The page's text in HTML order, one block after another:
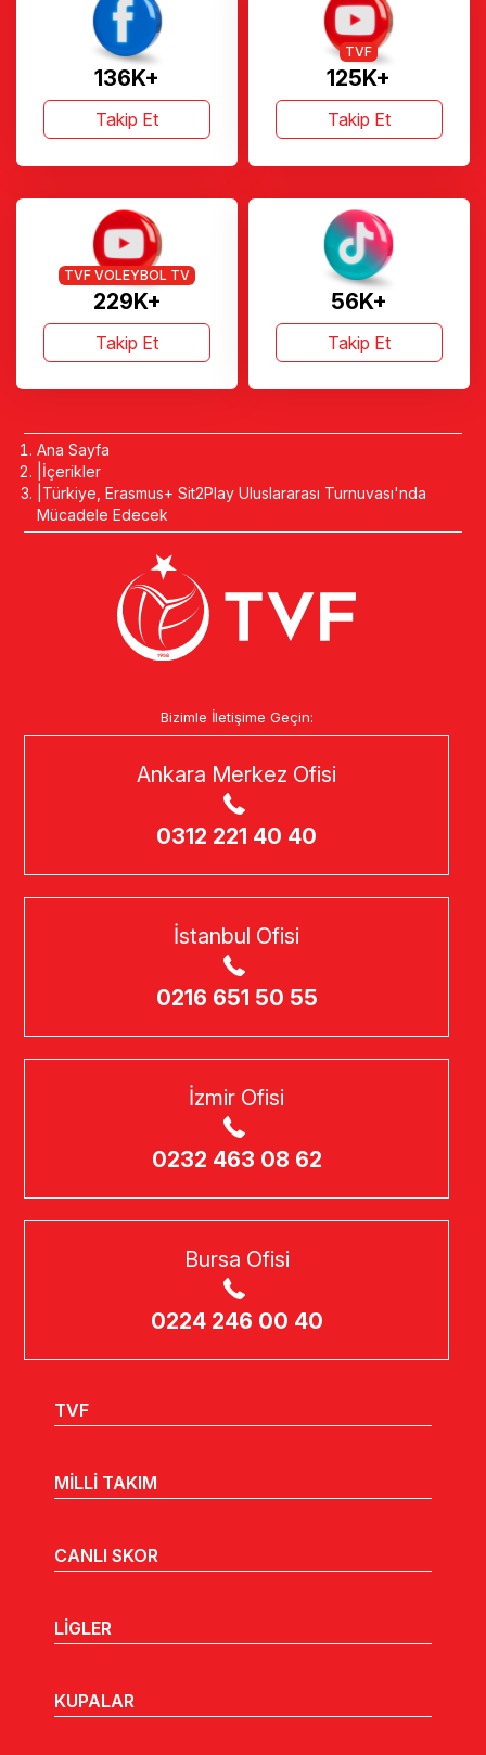
136K+
Takip Et
125K+
TVF
Takip Et
229K+
TVF VOLEYBOL TV
Takip Et
56K+
Takip Et
Ana Sayfa
İçerikler
Türkiye, Erasmus+ Sit2Play Uluslararası Turnuvası'nda
Mücadele Edecek
Bizimle İletişime Geçin:
Ankara Merkez Ofisi
0312 221 40 40
İstanbul Ofisi
0216 651 50 55
İzmir Ofisi
0232 463 08 62
Bursa Ofisi
0224 246 00 40
TVF
MİLLİ TAKIM
CANLI SKOR
LİGLER
KUPALAR